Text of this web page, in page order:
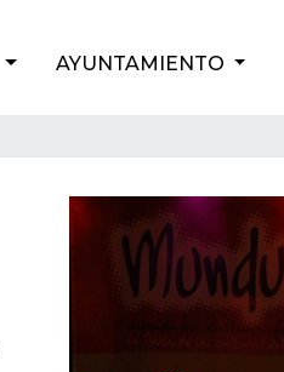
AYUNTAMIENTO